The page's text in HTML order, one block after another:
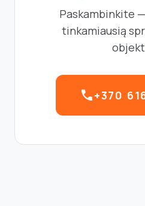
Paskambinkite
tinkamiausią
call+370